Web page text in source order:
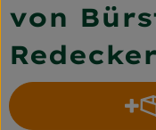
Unsere Kisten
Über uns
von
Redecker